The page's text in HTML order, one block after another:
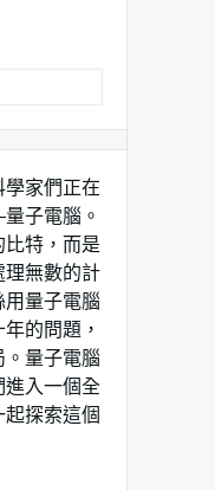
家們正在
子電腦。
特，而是
理無數的計
量子電腦
的問題，
。量子電腦
進入一個全
探索這個